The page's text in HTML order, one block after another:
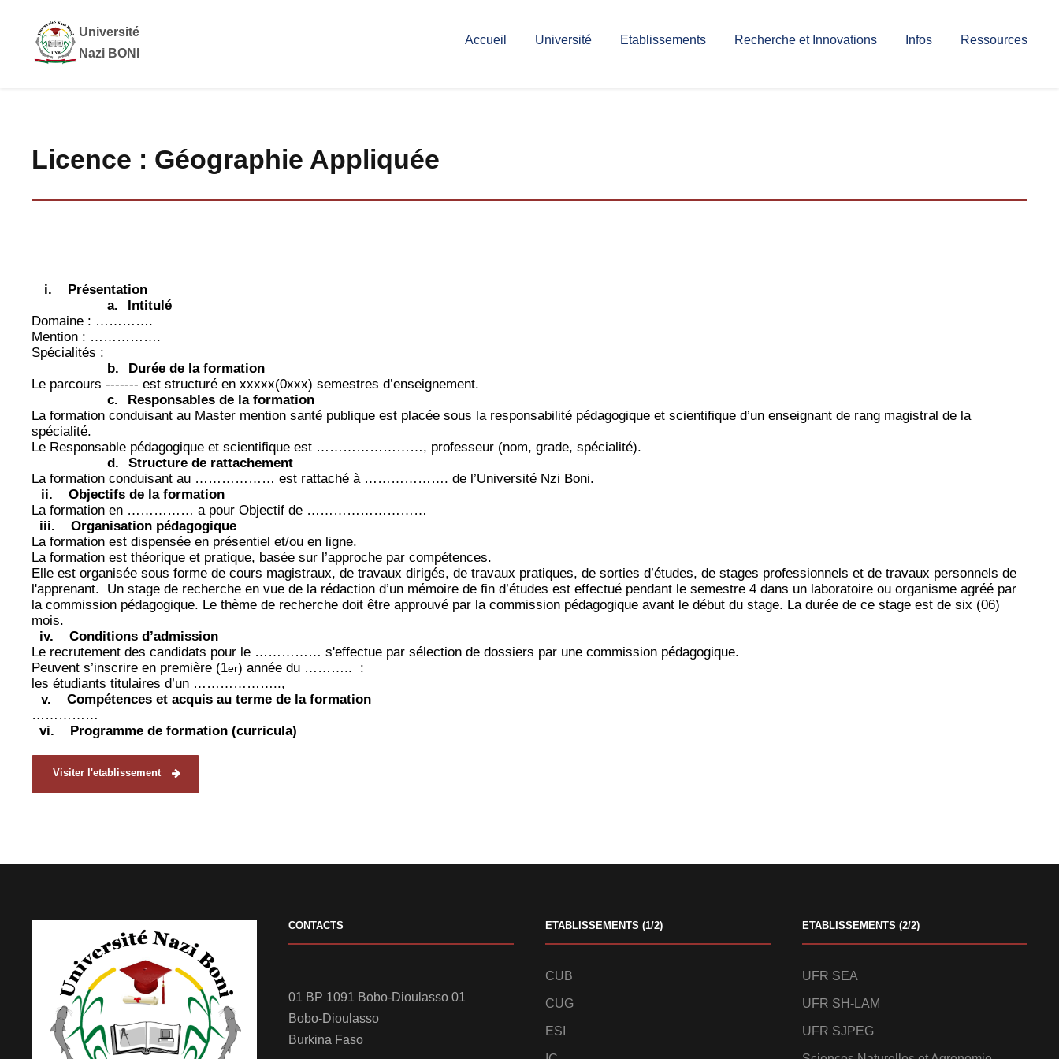
Université
Nazi BONI
Accueil Université Etablissements Recherche et Innovations Infos Ressources
Licence : Géographie Appliquée
i.
Présentation
a.
Intitulé
Domaine : ………….
Mention : …………….
Spécialités :
b.
Durée de la formation
Le parcours ------- est structuré en xxxxx(0xxx) semestres d’enseignement.
c.
Responsables de la formation
La formation conduisant au Master mention santé publique est placée sous la responsabilité pédagogique et scientifique d’un enseignant de rang magistral de la
spécialité.
Le Responsable pédagogique et scientifique est ……………………, professeur (nom, grade, spécialité).
d.
Structure de rattachement
La formation conduisant au ……………… est rattaché à ………………. de l’Université Nzi Boni.
ii.
Objectifs de la formation
La formation en …………… a pour Objectif de ………………………
iii.
Organisation pédagogique
La formation est dispensée en présentiel et/ou en ligne.
La formation est théorique et pratique, basée sur l’approche par compétences.
Elle est organisée sous forme de cours magistraux, de travaux dirigés, de travaux pratiques, de sorties d’études, de stages professionnels et de travaux personnels de
l'apprenant.
Un stage de recherche en vue de la rédaction d’un mémoire de fin d’études est effectué pendant le semestre 4 dans un laboratoire ou organisme agréé par
la commission pédagogique. Le thème de recherche doit être approuvé par la commission pédagogique avant le début du stage. La durée de ce stage est de six (06)
mois.
iv.
Conditions d’admission
Le recrutement des candidats pour le …………… s'effectue par sélection de dossiers par une commission pédagogique.
Peuvent s’inscrire en première (1er) année du ………..
:
les étudiants titulaires d’un ………………..,
v.
Compétences et acquis au terme de la formation
……………
vi.
Programme de formation (curricula)
Visiter l'etablissement
CONTACTS
01 BP 1091 Bobo-Dioulasso 01
Bobo-Dioulasso
Burkina Faso
ETABLISSEMENTS (1/2)
CUB
CUG
ESI
ETABLISSEMENTS (2/2)
UFR SEA
UFR SH-LAM
UFR SJPEG